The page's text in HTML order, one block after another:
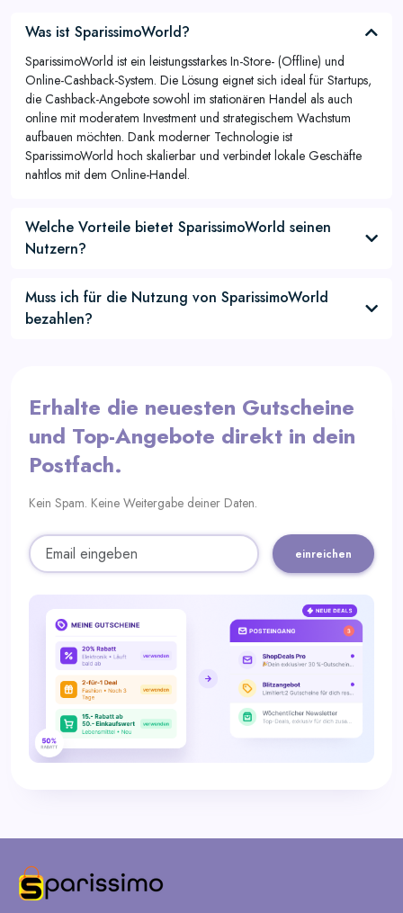
Was ist SparissimoWorld?
SparissimoWorld ist ein leistungsstarkes In-Store- (Offline) und
Online-Cashback-System. Die Lösung eignet sich ideal für Startups,
die Cashback-Angebote sowohl im stationären Handel als auch
online mit moderatem Investment und strategischem Wachstum
aufbauen möchten. Dank moderner Technologie ist
SparissimoWorld hoch skalierbar und verbindet lokale Geschäfte
nahtlos mit dem Online-Handel.
Welche Vorteile bietet SparissimoWorld seinen
Nutzern?
Muss ich für die Nutzung von SparissimoWorld
bezahlen?
Erhalte die neuesten Gutscheine
und Top-Angebote direkt in dein
Postfach.
Kein Spam. Keine Weitergabe deiner Daten.
einreichen